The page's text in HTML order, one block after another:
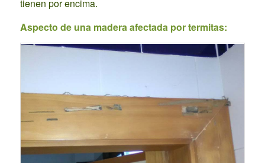
tienen por encima.
Aspecto de una madera afectada por termitas: